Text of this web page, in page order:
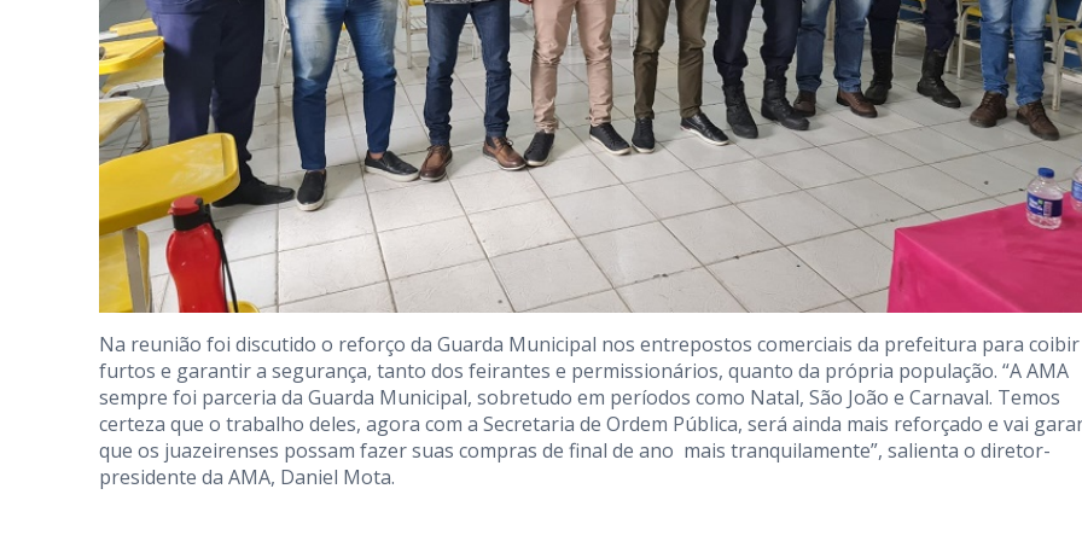
Na reunião foi discutido o reforço da Guarda Municipal nos entrepostos comerciais da prefeitura para coibir
furtos e garantir a segurança, tanto dos feirantes e permissionários, quanto da própria população. “A AMA
sempre foi parceria da Guarda Municipal, sobretudo em períodos como Natal, São João e Carnaval. Temos
certeza que o trabalho deles, agora com a Secretaria de Ordem Pública, será ainda mais reforçado e vai
que os juazeirenses possam fazer suas compras de final de ano mais tranquilamente”, salienta o diretor-
presidente da AMA, Daniel Mota.